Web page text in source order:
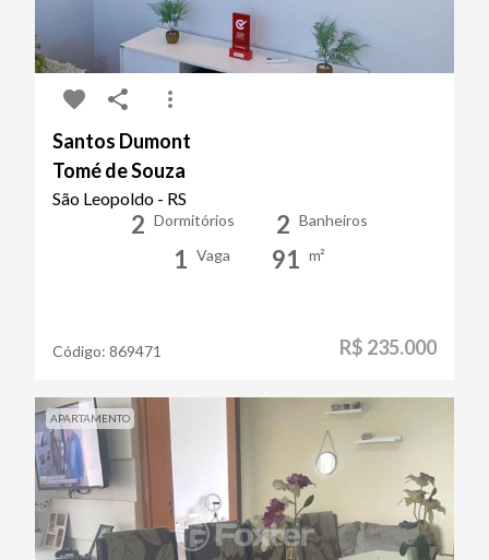
Santos Dumont
Tomé de Souza
São Leopoldo - RS
2 Dormitórios 2 Banheiros
1 Vaga 91 m²
Código: 869471 R$ 235.000
APARTAMENTO